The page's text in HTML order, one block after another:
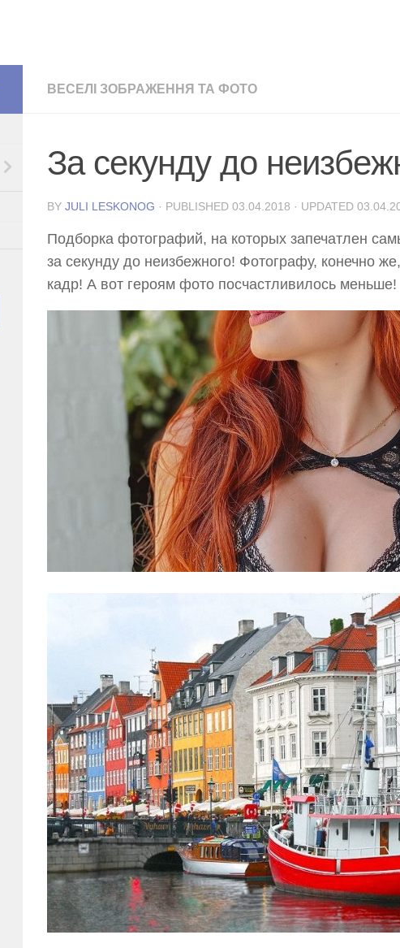
ВЕСЕЛІ ЗОБРАЖЕННЯ ТА ФОТО
За секунду до
BY JULI LESKONOG · PUBLISHED 03.04.2018 · UPDATED
Подборка фотографий, на которых запечатлен
за секунду до неизбежного! Фотографу, конечно
кадр! А вот героям фото посчастливилось меньше!